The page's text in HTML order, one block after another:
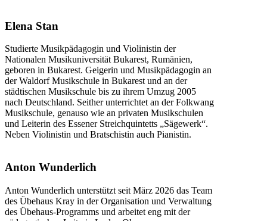
Elena Stan
Studierte Musikpädagogin und Violinistin der
Nationalen Musikuniversität Bukarest, Rumänien,
geboren in Bukarest. Geigerin und Musikpädagogin an
der Waldorf Musikschule in Bukarest und an der
städtischen Musikschule bis zu ihrem Umzug 2005
nach Deutschland. Seither unterrichtet an der Folkwang
Musikschule, genauso wie an privaten Musikschulen
und Leiterin des Essener Streichquintetts „Sägewerk“.
Neben Violinistin und Bratschistin auch Pianistin.
Anton Wunderlich
Anton Wunderlich unterstützt seit März 2026 das Team
des Übehaus Kray in der Organisation und Verwaltung
des Übehaus-Programms und arbeitet eng mit der